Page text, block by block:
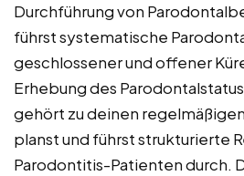
Durchführung von
führst systematische
geschlossener und offener
Erhebung des
gehört zu deinen
planst und führst strukturierte
Parodontitis-Patienten durch.